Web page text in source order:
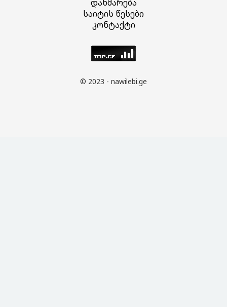
დახმარება
საიტის წესები
კონტაქტი
© 2023 - nawilebi.ge